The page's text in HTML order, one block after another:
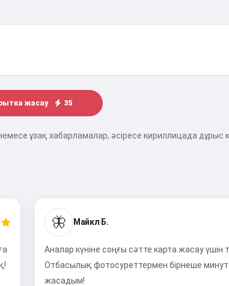
жасау 35
ұзақ хабарламалар, әсіресе кириллицада дұрыс
🦋 Майкл Б.
Аналар күніне соңғы сәтте карта жасау үшін
Отбасылық фотосуреттермен бірнеше минут
жасадым!